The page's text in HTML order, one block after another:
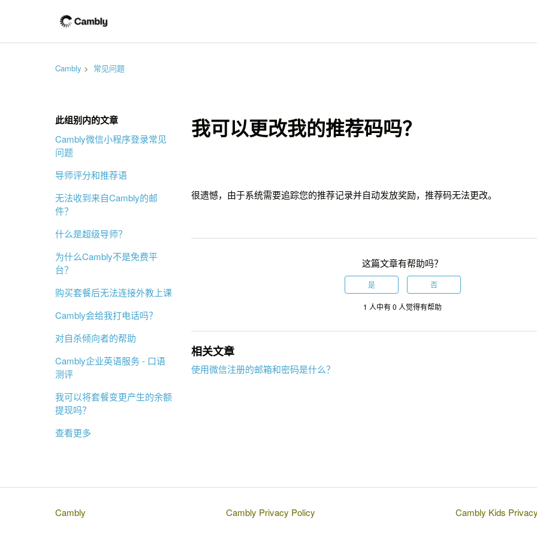
Cambly 常见问题
此组别内的文章
Cambly微信小程序登录常见
问题
导师评分和推荐语
无法收到来自Cambly的邮
件？
什么是超级导师？
为什么Cambly不是免费平
台？
购买套餐后无法连接外教上课
Cambly会给我打电话吗？
对自杀倾向者的帮助
Cambly企业英语服务 - 口语
测评
我可以将套餐变更产生的余额
提现吗？
查看更多
我可以更改我的推荐码吗？
很遗憾，由于系统需要追踪您的推荐记录并自动发放奖励，推荐码无法更改。
这篇文章有帮助吗？
是 否
1 人中有 0 人觉得有帮助
相关文章
使用微信注册的邮箱和密码是什么？
Cambly Cambly Privacy Policy Cambly Kids